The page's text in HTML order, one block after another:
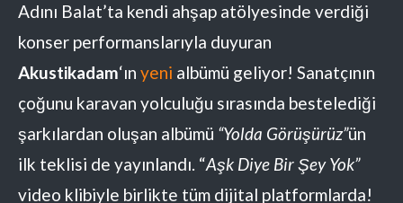
Adını Balat’ta kendi ahşap atölyesinde verdiği
konser performanslarıyla duyuran
Akustikadam‘ın yeni albümü geliyor! Sanatçının
çoğunu karavan yolculuğu sırasında bestelediği
şarkılardan oluşan albümü “Yolda Görüşürüz”ün
ilk teklisi de yayınlandı. “Aşk Diye Bir Şey Yok”
video klibiyle birlikte tüm dijital platformlarda!